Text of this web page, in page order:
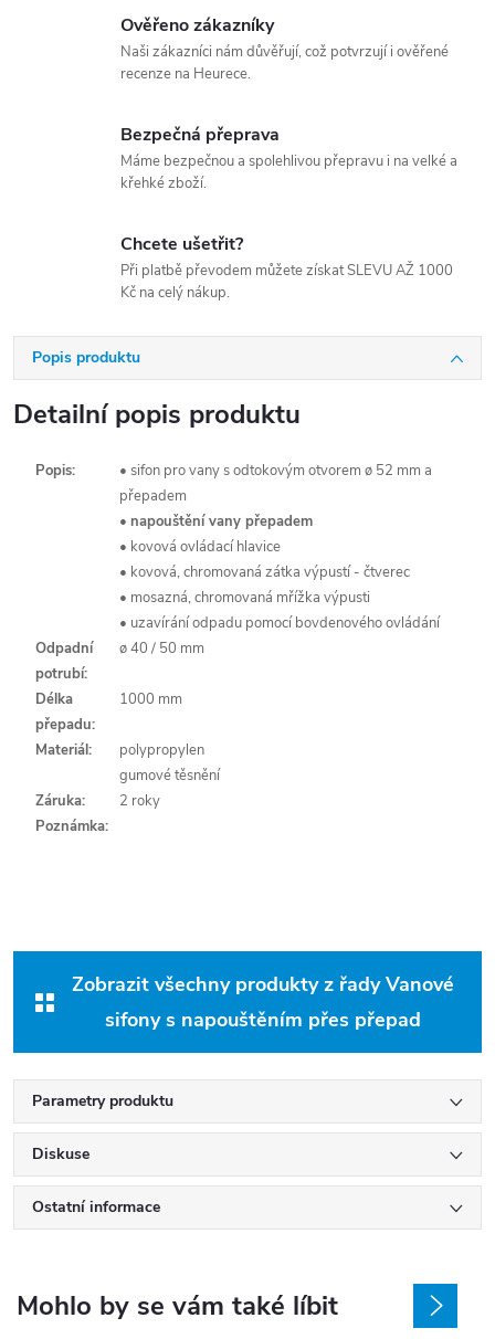
Ověřeno zákazníky
Naši zákazníci nám důvěřují, což potvrzují i ověřené
recenze na Heurece.
Bezpečná přeprava
Máme bezpečnou a spolehlivou přepravu i na velké a
křehké zboží.
Chcete ušetřit?
Při platbě převodem můžete získat SLEVU AŽ 1000
Kč na celý nákup.
Popis produktu
Detailní popis produktu
Popis:
• sifon pro vany s odtokovým otvorem ø 52 mm a
přepadem
• napouštění vany přepadem
• kovová ovládací hlavice
• kovová, chromovaná zátka výpustí - čtverec
• mosazná, chromovaná mřížka výpusti
• uzavírání odpadu pomocí bovdenového ovládání
Odpadní
potrubí:
ø 40 / 50 mm
Délka
přepadu:
1000 mm
Materiál:
polypropylen
gumové těsnění
Záruka:
2 roky
Poznámka:
Zobrazit všechny produkty z řady Vanové
sifony s napouštěním přes přepad
Parametry produktu
Diskuse
Ostatní informace
Mohlo by se vám také líbit